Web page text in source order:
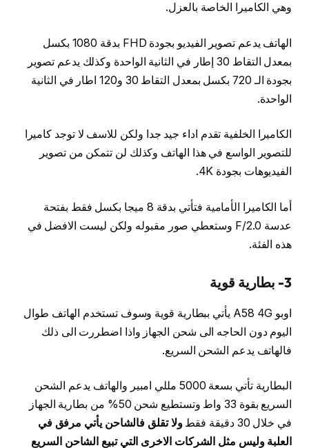
وهي الكاميرا الخاصة بالعزل.
الهاتف يدعم تصوير الفيديو بجودة FHD بدقة 1080 بكسل
بمعدل التقاط 30 إطار في الثانية الواحدة وكذلك يدعم تصوير
بجودة الـ 720 بكسل بمعدل التقاط 30 و120 اطار في الثانية
الواحدة.
الكاميرا الخلفية تقدم اداء جيد جدا ولكن للاسف لا توجد كاميرا
للتصوير الواسع في هذا الهاتف وكذلك لن تتمكن من تصوير
الفيديوهات بجودة 4K.
أما الكاميرا الأمامية فتأتي بدقة 8 ميجا بكسل فقط بفتحة
عدسة F/2.0 وستعطي صور مقبوله ولكن ليست الافضل في
هذه الفئة.
3- بطارية قوية
اوبو A58 4G يأتي ببطارية قوية وسوف تستخدم الهاتف طوال
اليوم دون الحاجه الى شحن الجهاز واذا اضطررت الى ذلك
فالهاتف يدعم الشحن السريع.
البطارية تأتي بسعة 5000 مللي امبير والهاتف يدعم الشحن
السريع بقوة 33 واط وتستطيع شحن 50% من بطارية الجهاز
في خلال 30 دقيقة فقط
ولا تقلق فالشاحن يأتي مرفق في
العلبة وليس مثل الشركات الاخرى التي تبيع الشاحن السريع